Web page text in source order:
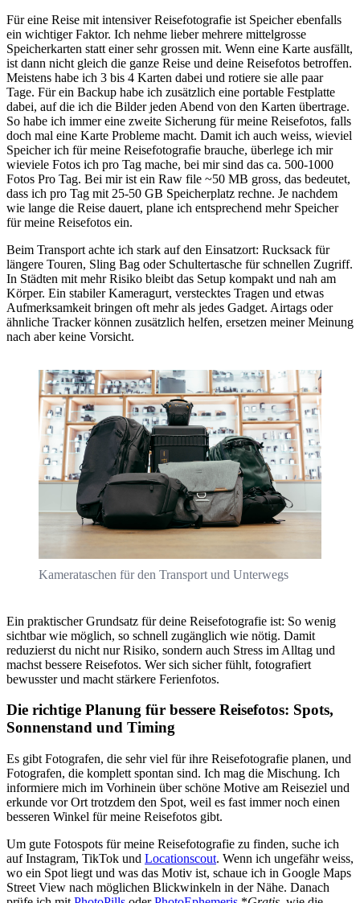
Für eine Reise mit intensiver Reisefotografie ist Speicher ebenfalls
ein wichtiger Faktor. Ich nehme lieber mehrere mittelgrosse
Speicherkarten statt einer sehr grossen mit. Wenn eine Karte ausfällt,
ist dann nicht gleich die ganze Reise und deine Reisefotos betroffen.
Meistens habe ich 3 bis 4 Karten dabei und rotiere sie alle paar
Tage. Für ein Backup habe ich zusätzlich eine portable Festplatte
dabei, auf die ich die Bilder jeden Abend von den Karten übertrage.
So habe ich immer eine zweite Sicherung für meine Reisefotos, falls
doch mal eine Karte Probleme macht. Damit ich auch weiss, wieviel
Speicher ich für meine Reisefotografie brauche, überlege ich mir
wieviele Fotos ich pro Tag mache, bei mir sind das ca. 500-1000
Fotos Pro Tag. Bei mir ist ein Raw file ~50 MB gross, das bedeutet,
dass ich pro Tag mit 25-50 GB Speicherplatz rechne. Je nachdem
wie lange die Reise dauert, plane ich entsprechend mehr Speicher
für meine Reisefotos ein.
Beim Transport achte ich stark auf den Einsatzort: Rucksack für
längere Touren, Sling Bag oder Schultertasche für schnellen Zugriff.
In Städten mit mehr Risiko bleibt das Setup kompakt und nah am
Körper. Ein stabiler Kameragurt, verstecktes Tragen und etwas
Aufmerksamkeit bringen oft mehr als jedes Gadget. Airtags oder
ähnliche Tracker können zusätzlich helfen, ersetzen meiner Meinung
nach aber keine Vorsicht.
Kamerataschen für den Transport und Unterwegs
Ein praktischer Grundsatz für deine Reisefotografie ist: So wenig
sichtbar wie möglich, so schnell zugänglich wie nötig. Damit
reduzierst du nicht nur Risiko, sondern auch Stress im Alltag und
machst bessere Reisefotos. Wer sich sicher fühlt, fotografiert
bewusster und macht stärkere Ferienfotos.
Die richtige Planung für bessere Reisefotos: Spots,
Sonnenstand und Timing
Es gibt Fotografen, die sehr viel für ihre Reisefotografie planen, und
Fotografen, die komplett spontan sind. Ich mag die Mischung. Ich
informiere mich im Vorhinein über schöne Motive am Reiseziel und
erkunde vor Ort trotzdem den Spot, weil es fast immer noch einen
besseren Winkel für meine Reisefotos gibt.
Um gute Fotospots für meine Reisefotografie zu finden, suche ich
auf Instagram, TikTok und Locationscout. Wenn ich ungefähr weiss,
wo ein Spot liegt und was das Motiv ist, schaue ich in Google Maps
Street View nach möglichen Blickwinkeln in der Nähe. Danach